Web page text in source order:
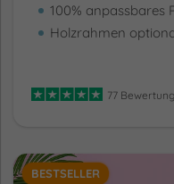
100% anpassbares
Holzrahmen
77
BESTSELLER